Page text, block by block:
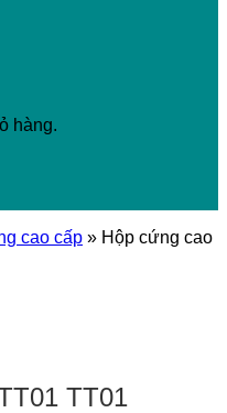
hàng.
cao cấp » Hộp cứng cao
TT01